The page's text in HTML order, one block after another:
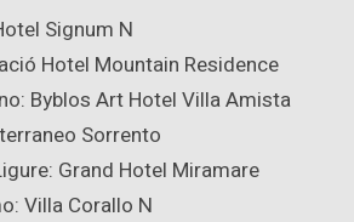
Signum N
Hotel Mountain Residence
Byblos Art Hotel Villa Amista
Sorrento
Grand Hotel Miramare
Villa Corallo N